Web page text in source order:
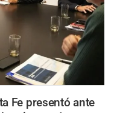
Fe presentó ante